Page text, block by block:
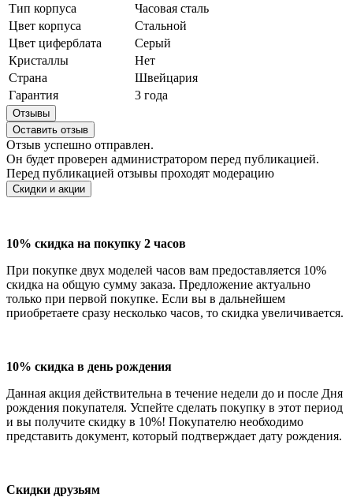
Тип корпуса
Часовая сталь
Цвет корпуса
Стальной
Цвет циферблата
Серый
Кристаллы
Нет
Страна
Швейцария
Гарантия
3 года
Отзывы
Оставить отзыв
Отзыв успешно отправлен.
Он будет проверен администратором перед публикацией.
Перед публикацией отзывы проходят модерацию
Скидки и акции
10% скидка на покупку 2 часов
При покупке двух моделей часов вам предоставляется 10%
скидка на общую сумму заказа. Предложение актуально
только при первой покупке. Если вы в дальнейшем
приобретаете сразу несколько часов, то скидка увеличивается.
10% скидка в день рождения
Данная акция действительна в течение недели до и после Дня
рождения покупателя. Успейте сделать покупку в этот период
и вы получите скидку в 10%! Покупателю необходимо
представить документ, который подтверждает дату рождения.
Скидки друзьям